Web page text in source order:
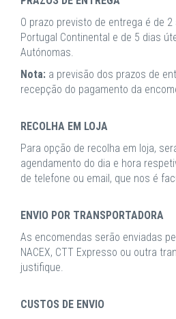
O prazo previsto de entrega é de
Portugal Continental e de 5 dias
Autónomas.
Nota: a previsão dos prazos de
recepção do pagamento da
RECOLHA EM LOJA
Para opção de recolha em loja,
agendamento do dia e hora
de telefone ou email, que nos é
ENVIO POR TRANSPORTADORA
As encomendas serão enviadas
NACEX, CTT Expresso ou outra
justifique.
CUSTOS DE ENVIO